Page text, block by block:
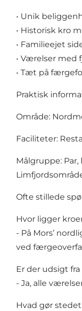
• Unik
• Historisk kro
• Familieejet
• Værelser med
• Tæt på
Praktisk
Område:
Faciliteter:
Målgruppe:
Ofte stillede
Hvor ligger
- På Mors’
ved
Er der udsigt
- Ja, alle
Hvad gør